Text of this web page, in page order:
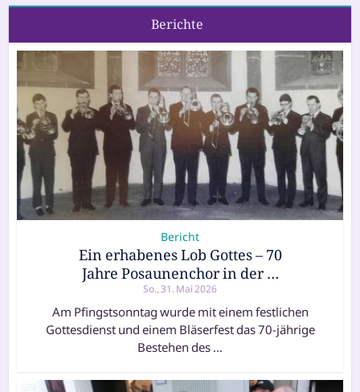
Berichte
Bericht
Ein erhabenes Lob Gottes – 70
Jahre Posaunenchor in der …
So., 31. Mai 2026
Am Pfingstsonntag wur­de mit einem fest­li­chen
Gottesdienst und einem Bläserfest das 70-jäh­ri­ge
Bestehen des …